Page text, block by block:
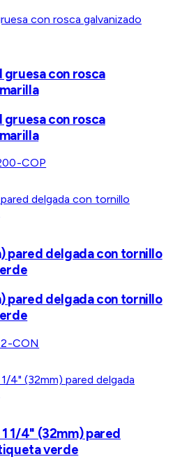
gruesa con rosca
gruesa con rosca
COP
pared delgada con tornillo
pared delgada con tornillo
CON
1/4" (32mm) pared
verde